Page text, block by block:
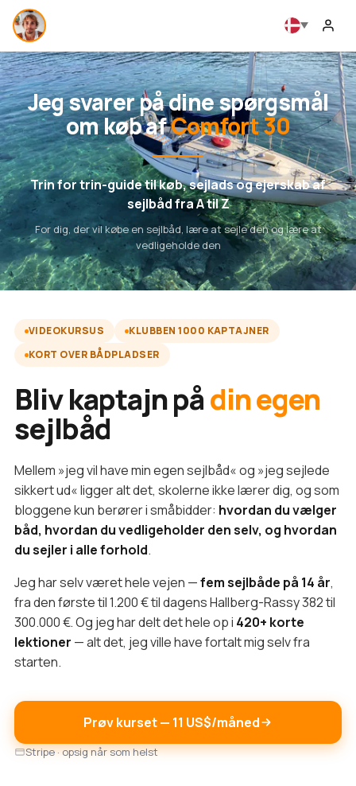
Jeg svarer på dine spørgsmål
om køb afComfort 30
Trin for trin-guide til køb, sejlads og ejerskab af
sejlbåd fra A til Z
For dig, der vil købe en sejlbåd, lære at sejle den og lære at
vedligeholde den
VIDEOKURSUS
KLUBBEN 1000 KAPTAJNER
KORT OVER BÅDPLADSER
Bliv kaptajn pådin egen
sejlbåd
Mellem »jeg vil have min egen sejlbåd« og »jeg sejlede
sikkert ud« ligger alt det, skolerne ikke lærer dig, og som
bloggene kun berører i småbidder: hvordan du vælger
båd, hvordan du vedligeholder den selv, og hvordan
du sejler i alle forhold.
Jeg har selv været hele vejen —fem sejlbåde på 14 år,
fra den første til 1.200 € til dagens Hallberg-Rassy 382 til
300.000 €. Og jeg har delt det hele op i 420+ korte
lektioner — alt det, jeg ville have fortalt mig selv fra
starten.
Prøv kurset — 11 US$/måned
Stripe · opsig når som helst